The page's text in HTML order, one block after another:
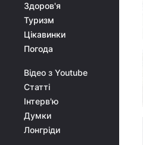
Здоров'я
Туризм
Цікавинки
Погода
Відео з Youtube
Статті
Інтерв'ю
Думки
Лонгріди